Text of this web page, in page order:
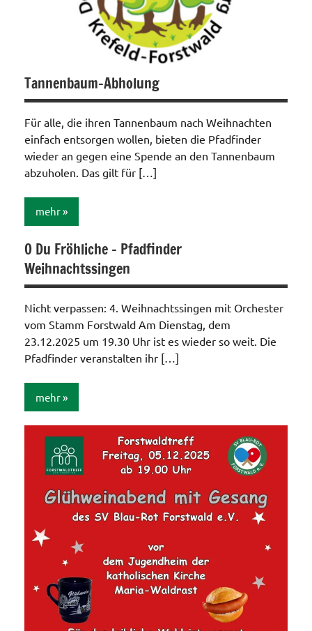
Tannenbaum-Abholung
Für alle, die ihren Tannenbaum nach Weihnachten
einfach entsorgen wollen, bieten die Pfadfinder
wieder an gegen eine Spende an den Tannenbaum
abzuholen. Das gilt für […]
mehr
Allgemein
O Du Fröhliche – Pfadfinder
Weihnachtssingen
Nicht verpassen: 4. Weihnachtssingen mit Orchester
vom Stamm Forstwald Am Dienstag, dem
23.12.2025 um 19.30 Uhr ist es wieder so weit. Die
Pfadfinder veranstalten ihr […]
mehr
Allgemein